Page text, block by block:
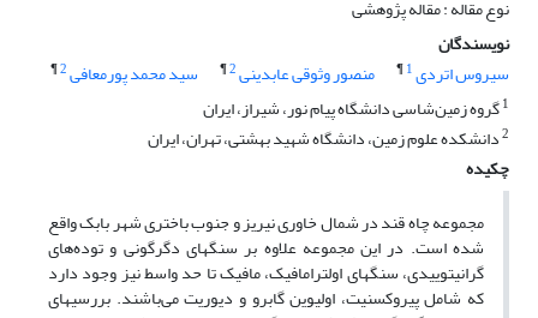
نوع مقاله : مقاله پژوهشی
نویسندگان
سیروس اتردی1
¶ منصور وثوقی عابدینی2
¶ سید محمد پورمعافی2
¶
1گروه زمین‌شاسی دانشگاه پیام نور، شیراز، ایران
2دانشکده علوم زمین، دانشگاه شهید بهشتی، تهران، ایران
چکیده
مجموعه چاه قند در شمال خاوری نیریز و جنوب باختری شهر بابک واقع
شده است. در این مجموعه علاوه بر سنگهای دگرگونی و توده‌های
گرانیتوییدی، سنگهای اولترامافیک، مافیک تا حد واسط نیز وجود دارد
که شامل پیروکسنیت، اولیوین گابرو و دیوریت می‌باشند. بررسیهای